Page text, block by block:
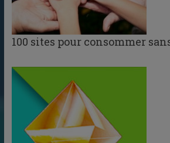
100 sites pour consommer